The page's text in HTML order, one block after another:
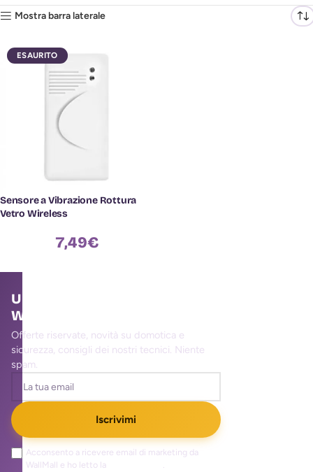
Mostra barra laterale
ESAURITO
Sensore a Vibrazione Rottura
Vetro Wireless
7,49€
Unisciti alla community
WallMall
Offerte riservate, novità su domotica e
sicurezza, consigli dei nostri tecnici. Niente
spam.
Iscrivimi
Acconsento a ricevere email di marketing da
WallMall e ho letto la
.